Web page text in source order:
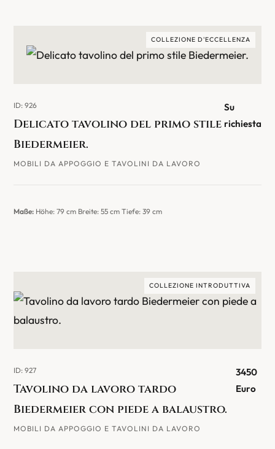
COLLEZIONE D'ECCELLENZA
ID: 926
Delicato tavolino del primo stile
Biedermeier.
MOBILI DA APPOGGIO E TAVOLINI DA LAVORO
Su
richiesta
Maße: Höhe: 79 cm Breite: 55 cm Tiefe: 39 cm
COLLEZIONE INTRODUTTIVA
ID: 927
Tavolino da lavoro tardo
Biedermeier con piede a balaustro.
MOBILI DA APPOGGIO E TAVOLINI DA LAVORO
3450
Euro